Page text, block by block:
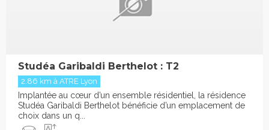
Studéa Garibaldi Berthelot : T2
2.86 km à ATRE Lyon
Implantée au cœur d’un ensemble résidentiel, la résidence
Studéa Garibaldi Berthelot bénéficie d’un emplacement de
choix dans un q...